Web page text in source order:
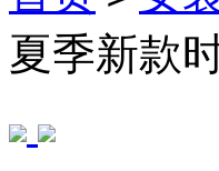
夏季新款